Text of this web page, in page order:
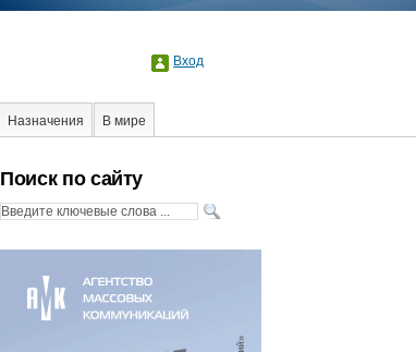
Вход
Назначения
В мире
Поиск по сайту